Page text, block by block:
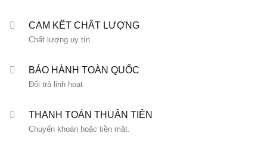
CAM KẾT CHẤT LƯỢNG
Chất lượng uy tín
BẢO HÀNH TOÀN QUỐC
Đổi trả linh hoạt
THANH TOÁN THUẬN TIỆN
Chuyển khoản hoặc tiền mặt.